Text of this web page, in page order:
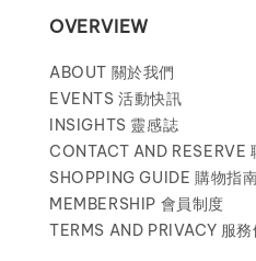
OVERVIEW
ABOUT 關於我們
EVENTS 活動快訊
INSIGHTS 靈感誌
CONTACT AND RESERVE
SHOPPING GUIDE 購物指
MEMBERSHIP 會員制度
TERMS AND PRIVACY 服